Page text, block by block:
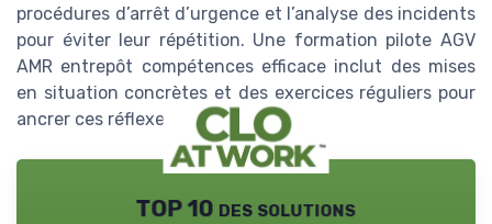
procédures d’arrêt d’urgence et l’analyse des incidents
pour éviter leur répétition. Une formation pilote AGV
AMR entrepôt compétences efficace inclut des mises
en situation concrètes et des exercices réguliers pour
ancrer ces réflexes de sécurité.
TOP 10 des solutions